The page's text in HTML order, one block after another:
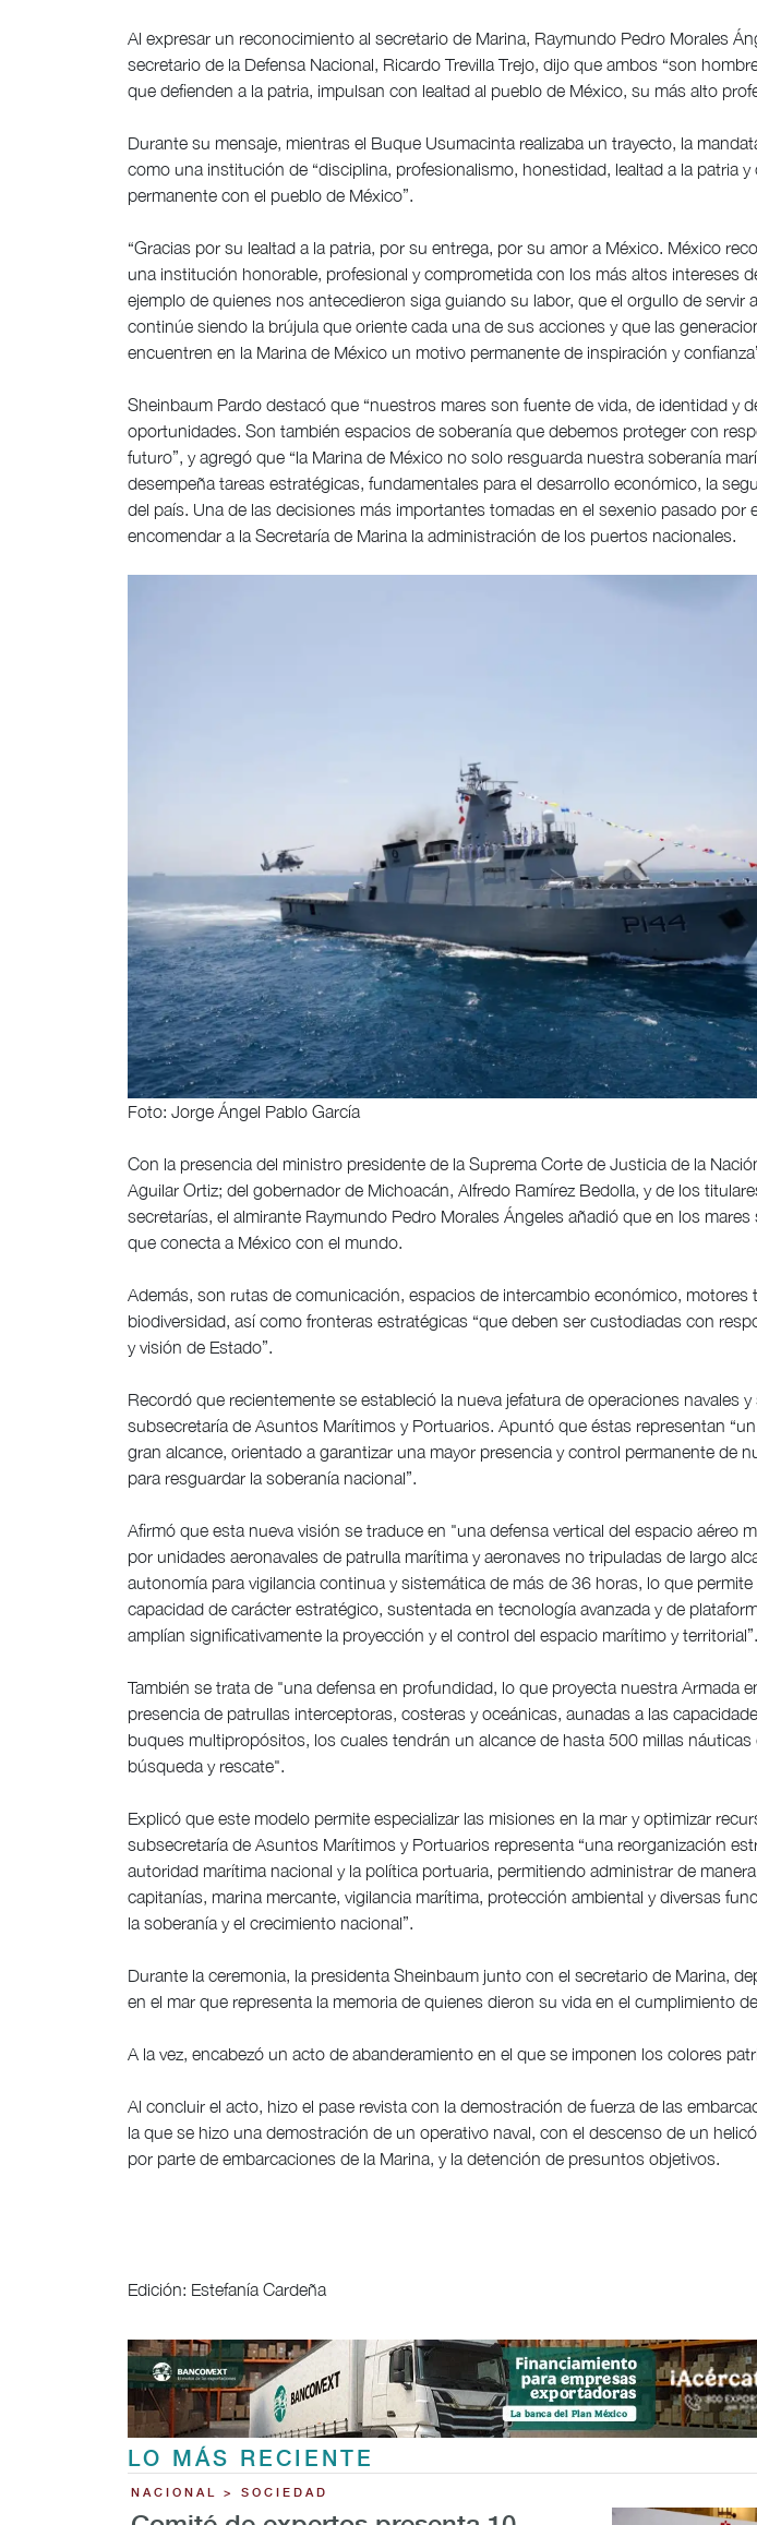
Al expresar un reconocimiento al secretario de Marina, Raymundo Pedro Morales
secretario de la Defensa Nacional, Ricardo Trevilla Trejo, dijo que ambos “son
que defienden a la patria, impulsan con lealtad al pueblo de México, su más alto
Durante su mensaje, mientras el Buque Usumacinta realizaba un trayecto, la
como una institución de “disciplina, profesionalismo, honestidad, lealtad a la patria
permanente con el pueblo de México”.
“Gracias por su lealtad a la patria, por su entrega, por su amor a México. México
una institución honorable, profesional y comprometida con los más altos intereses
ejemplo de quienes nos antecedieron siga guiando su labor, que el orgullo de servir
continúe siendo la brújula que oriente cada una de sus acciones y que las
encuentren en la Marina de México un motivo permanente de inspiración y
Sheinbaum Pardo destacó que “nuestros mares son fuente de vida, de identidad y
oportunidades. Son también espacios de soberanía que debemos proteger con
futuro”, y agregó que “la Marina de México no solo resguarda nuestra soberanía
desempeña tareas estratégicas, fundamentales para el desarrollo económico, la
del país. Una de las decisiones más importantes tomadas en el sexenio pasado por
encomendar a la Secretaría de Marina la administración de los puertos nacionales.
Foto: Jorge Ángel Pablo García
Con la presencia del ministro presidente de la Suprema Corte de Justicia de la
Aguilar Ortiz; del gobernador de Michoacán, Alfredo Ramírez Bedolla, y de los
secretarías, el almirante Raymundo Pedro Morales Ángeles añadió que en los mares
que conecta a México con el mundo.
Además, son rutas de comunicación, espacios de intercambio económico, motores
biodiversidad, así como fronteras estratégicas “que deben ser custodiadas con
y visión de Estado”.
Recordó que recientemente se estableció la nueva jefatura de operaciones navales y
subsecretaría de Asuntos Marítimos y Portuarios. Apuntó que éstas representan
gran alcance, orientado a garantizar una mayor presencia y control permanente de
para resguardar la soberanía nacional”.
Afirmó que esta nueva visión se traduce en "una defensa vertical del espacio aéreo
por unidades aeronavales de patrulla marítima y aeronaves no tripuladas de largo
autonomía para vigilancia continua y sistemática de más de 36 horas, lo que
capacidad de carácter estratégico, sustentada en tecnología avanzada y de
amplían significativamente la proyección y el control del espacio marítimo y territorial”.
También se trata de "una defensa en profundidad, lo que proyecta nuestra Armada
presencia de patrullas interceptoras, costeras y oceánicas, aunadas a las
buques multipropósitos, los cuales tendrán un alcance de hasta 500 millas náuticas
búsqueda y rescate".
Explicó que este modelo permite especializar las misiones en la mar y optimizar
subsecretaría de Asuntos Marítimos y Portuarios representa “una reorganización
autoridad marítima nacional y la política portuaria, permitiendo administrar de
capitanías, marina mercante, vigilancia marítima, protección ambiental y diversas
la soberanía y el crecimiento nacional”.
Durante la ceremonia, la presidenta Sheinbaum junto con el secretario de Marina,
en el mar que representa la memoria de quienes dieron su vida en el cumplimiento
A la vez, encabezó un acto de abanderamiento en el que se imponen los colores
Al concluir el acto, hizo el pase revista con la demostración de fuerza de las
la que se hizo una demostración de un operativo naval, con el descenso de un
por parte de embarcaciones de la Marina, y la detención de presuntos objetivos.
Edición: Estefanía Cardeña
LO MÁS RECIENTE
NACIONAL > SOCIEDAD